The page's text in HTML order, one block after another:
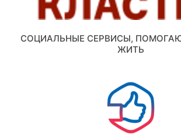
СОЦИАЛЬНЫЕ СЕРВИСЫ,
ЖИТЬ